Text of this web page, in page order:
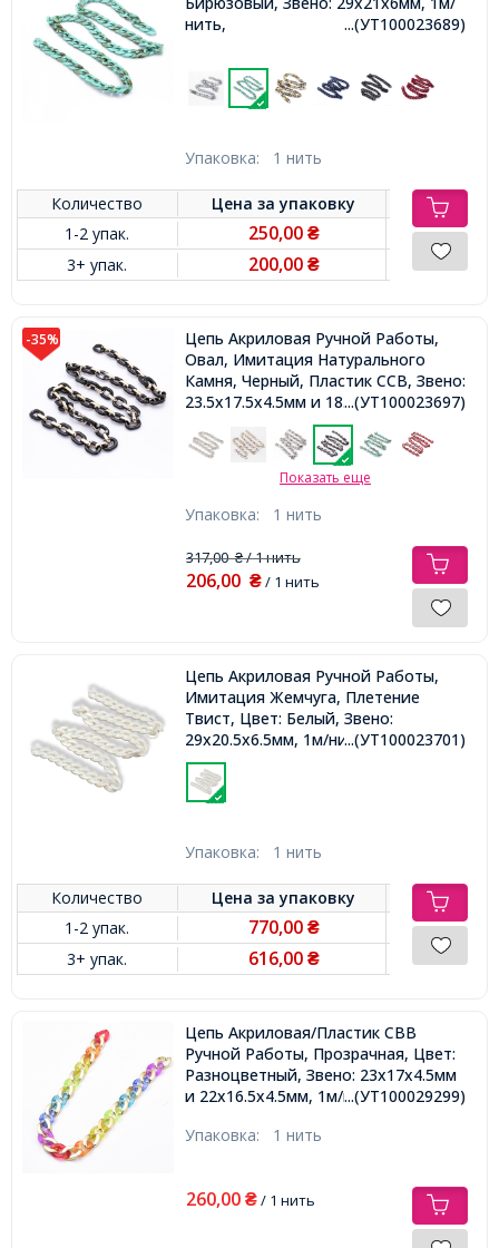
нить,
...(УТ100023689)
Упаковка: 1 нить
Количество Цена заупаковку
1-2 упак.
250,00 ₴
3+ упак. 200,00 ₴
-35%
Цепь Акриловая Ручной Работы,
Овал, Имитация Натурального
Камня, Черный, Пластик CCB, Звено:
23.5x17.5x4.5мм и 18.5x11.5x4.5мм,
...(УТ100023697)
Показать еще
Упаковка: 1 нить
317,00₴/ 1 нить
206,00 ₴/ 1 нить
Цепь Акриловая Ручной Работы,
Имитация Жемчуга, Плетение
Твист, Цвет: Белый, Звено:
29x20.5x6.5мм, 1м/нить,...(УТ100023701)
Упаковка: 1 нить
Количество Цена заупаковку
1-2 упак.
770,00 ₴
3+ упак. 616,00 ₴
Цепь Акриловая/Пластик СВВ
Ручной Работы, Прозрачная, Цвет:
Разноцветный, Звено: 23x17x4.5мм
и 22x16.5x4.5мм, 1м/нить,...(УТ100029299)
Упаковка: 1 нить
260,00 ₴/ 1 нить